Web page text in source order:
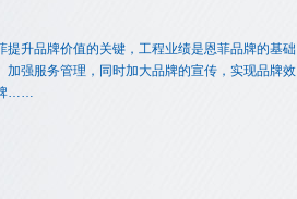
提升品牌价值的关键，工程业绩是恩菲品牌的基
加强服务管理，同时加大品牌的宣传，实现品牌效
牌……